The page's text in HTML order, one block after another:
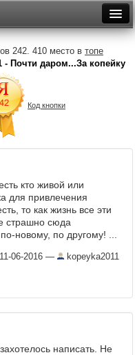
242. 410 место в топе
- Почти даром...За копейку
Код кнопки
кто живой или
для привлечения
то как жизнь все эти
страшно сюда
новому, по другому! ...
11-06-2016 — kopeyka2011
написать. Не